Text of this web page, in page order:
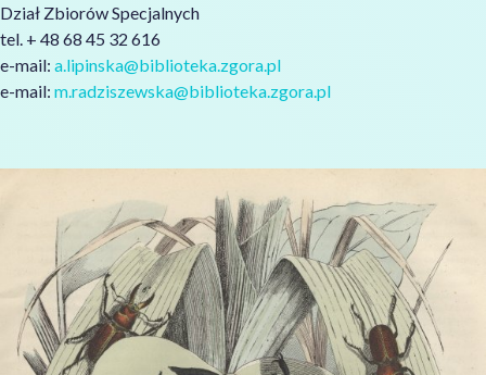
Dział Zbiorów Specjalnych
tel. + 48 68 45 32 616
e-mail: a.lipinska@biblioteka.zgora.pl
e-mail: m.radziszewska@biblioteka.zgora.pl